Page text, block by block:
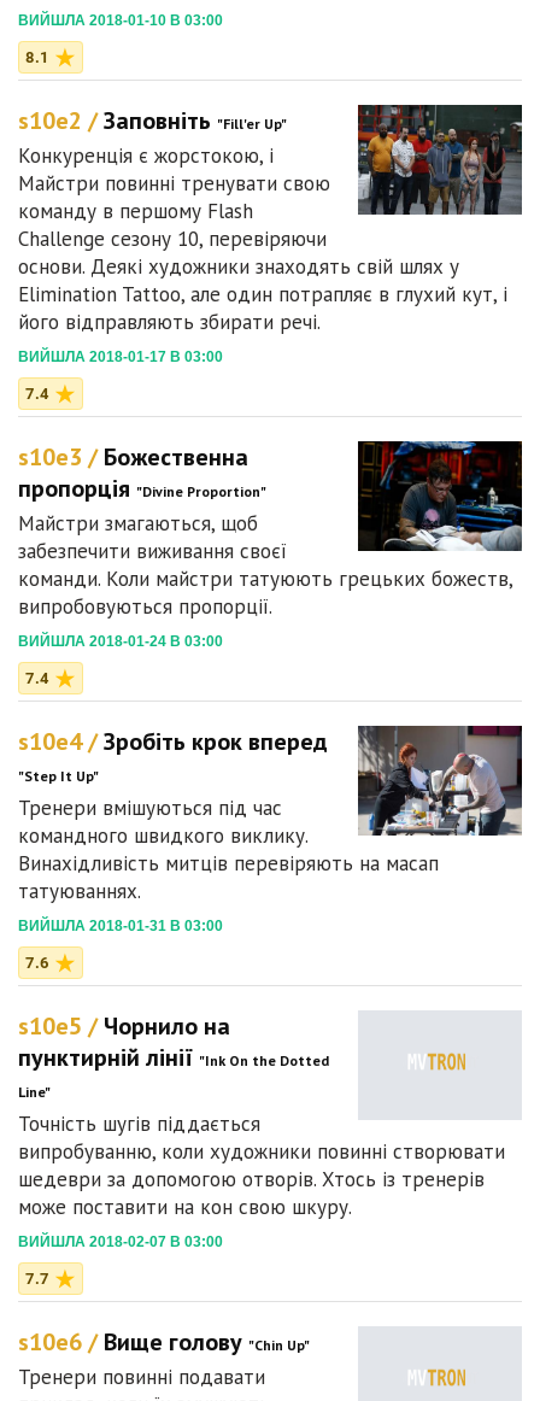
ВИЙШЛА 2018-01-10 В 03:00
8.1
s10e2 /Заповніть "Fill'er Up"
Конкуренція є жорстокою, і
Майстри повинні тренувати свою
команду в першому Flash
Challenge сезону 10, перевіряючи
основи. Деякі художники знаходять свій шлях у
Elimination Tattoo, але один потрапляє в глухий кут, і
його відправляють збирати речі.
ВИЙШЛА 2018-01-17 В 03:00
7.4
s10e3 /Божественна
пропорція "Divine Proportion"
Майстри змагаються, щоб
забезпечити виживання своєї
команди. Коли майстри татуюють грецьких божеств,
випробовуються пропорції.
ВИЙШЛА 2018-01-24 В 03:00
7.4
s10e4 /Зробіть крок вперед
"Step It Up"
Тренери вмішуються під час
командного швидкого виклику.
Винахідливість митців перевіряють на масап
татуюваннях.
ВИЙШЛА 2018-01-31 В 03:00
7.6
s10e5 /Чорнило на
пунктирній лінії "Ink On the Dotted
Line"
Точність шугів піддається
випробуванню, коли художники повинні створювати
шедеври за допомогою отворів. Хтось із тренерів
може поставити на кон свою шкуру.
ВИЙШЛА 2018-02-07 В 03:00
7.7
s10e6 /Вище голову "Chin Up"
Тренери повинні подавати